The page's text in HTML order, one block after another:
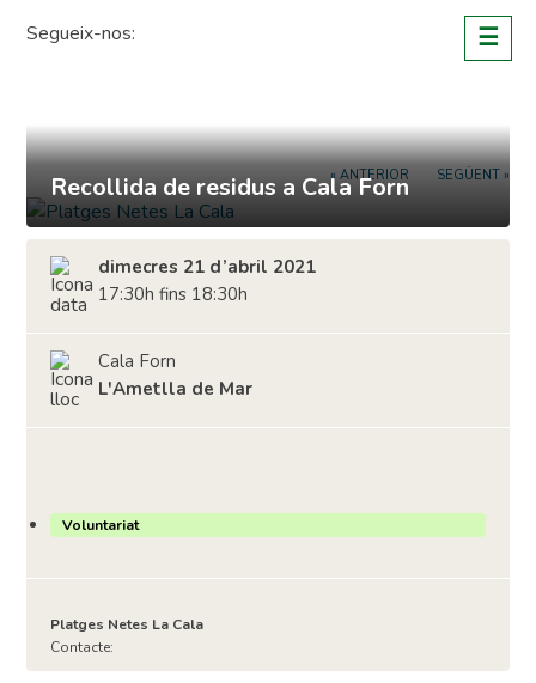
Segueix-nos: ☰
« ANTERIOR SEGÜENT »
Recollida de residus a Cala Forn
dimecres 21 d’abril 2021
17:30h fins 18:30h
Cala Forn
L'Ametlla de Mar
Voluntariat
Platges Netes La Cala
Contacte: